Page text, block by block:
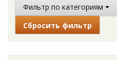
Фильтр по категориям
Сбросить фильтр